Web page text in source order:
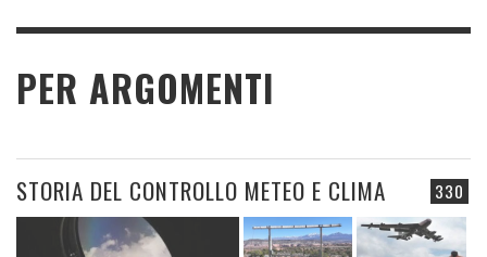
PER ARGOMENTI
330
STORIA DEL CONTROLLO METEO E CLIMA